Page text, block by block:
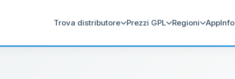
Trova distributore Prezzi GPL Regioni AppInfo